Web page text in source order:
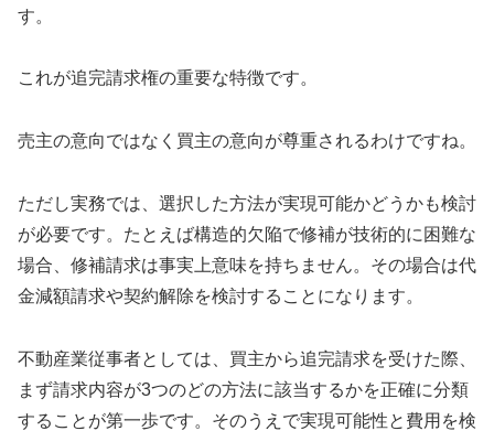
す。
これが追完請求権の重要な特徴です。
売主の意向ではなく買主の意向が尊重されるわけですね。
ただし実務では、選択した方法が実現可能かどうかも検討
が必要です。たとえば構造的欠陥で修補が技術的に困難な
場合、修補請求は事実上意味を持ちません。その場合は代
金減額請求や契約解除を検討することになります。
不動産業従事者としては、買主から追完請求を受けた際、
まず請求内容が3つのどの方法に該当するかを正確に分類
することが第一歩です。そのうえで実現可能性と費用を検